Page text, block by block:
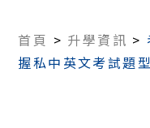
首頁 > 升學資訊 >
握私中英文考試題